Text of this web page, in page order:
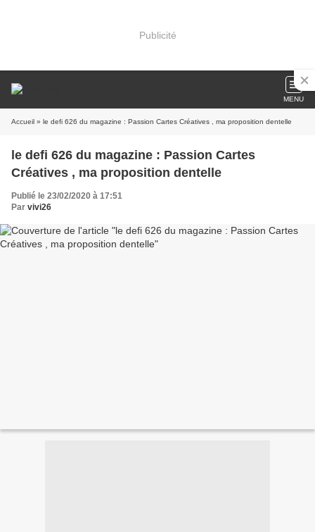
Publicité
MENU
Accueil » le defi 626 du magazine : Passion Cartes Créatives , ma proposition dentelle
le defi 626 du magazine : Passion Cartes
Créatives , ma proposition dentelle
Publié le 23/02/2020 à 17:51
Par vivi26